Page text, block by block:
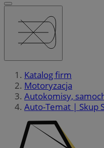
Katalog firm
Motoryzacja
Autokomisy,
Auto-Temat | Skup